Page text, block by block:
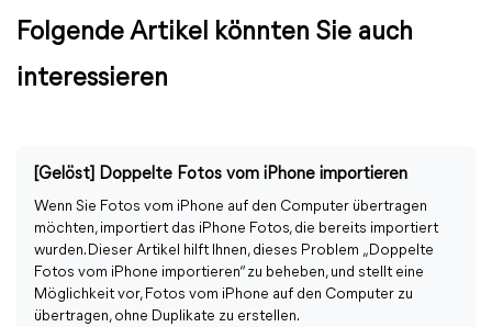
Folgende Artikel könnten Sie auch
interessieren
[Gelöst] Doppelte Fotos vom iPhone importieren
Wenn Sie Fotos vom iPhone auf den Computer übertragen
möchten, importiert das iPhone Fotos, die bereits importiert
wurden. Dieser Artikel hilft Ihnen, dieses Problem „Doppelte
Fotos vom iPhone importieren“ zu beheben, und stellt eine
Möglichkeit vor, Fotos vom iPhone auf den Computer zu
übertragen, ohne Duplikate zu erstellen.